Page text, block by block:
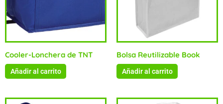
Cooler-Lonchera de TNT
Añadir al carrito
Bolsa Reutilizable Book
Añadir al carrito